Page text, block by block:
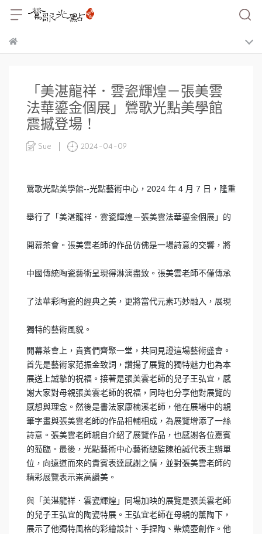
「美湛龍祥．雲瓷輝煌－張美雲
法華鎏金個展」鶯歌光點美學館
震撼登場！
Sue 2024-04-09
鶯歌光點美學館--光點藝術中心，2024 年 4 月 7 日，隆重
舉行了「美湛龍祥．雲瓷輝煌－張美雲法華鎏金個展」的
開幕茶會。張美雲老師的作品仿佛是一場詩意的交響，將
中國傳統陶瓷藝術呈現得淋漓盡致。張美雲老師不僅傳承
了法華彩陶瓷的經典之美，更將當代元素巧妙融入，展現
獨特的藝術風貌。
開幕茶會上，貴賓們齊聚一堂，共同見證這場藝術盛會。
首先是藝術家范振金致詞，讚揚了展覽的獨特魅力也為本
展送上誠摯的祝福。接著是張美雲老師的兒子王弘宜，感
謝大家對母親張美雲老師的祝福，同時也分享他對展覽的
感想與理念。然後是書法家康楠溪老師，他在展場中的親
筆字畫與張美雲老師的作品相輔相成，為展覽增添了一絲
詩意。張美雲老師親自介紹了展覽作品，也感謝各位嘉賓
的蒞臨。最後，光點藝術中心藝術總監陳柏誠代表主辦單
位，向遠道而來的貴賓表達感謝之情，並對張美雲老師的
精彩展覽表示崇高讚美。
與「美湛龍祥．雲瓷輝煌」同場加映的展覽是張美雲老師
的兒子王弘宜的陶瓷特展。王弘宜老師在母親的薰陶下，
展示了他獨特風格的彩繪設計、手捏陶、柴燒壺創作。他